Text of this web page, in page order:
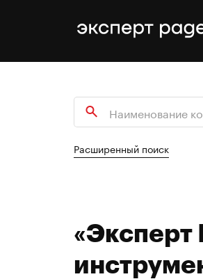
Расширенный поиск
«Эксперт